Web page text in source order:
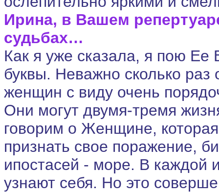
Ирина, в Вашем
судьбах…
Как я уже сказала, я пою
буквы. Неважно сколько
женщин с виду очень
Они могут двумя-тремя
говорим о Женщине,
признать свое поражение,
ипостасей - море. В
узнают себя. Но это